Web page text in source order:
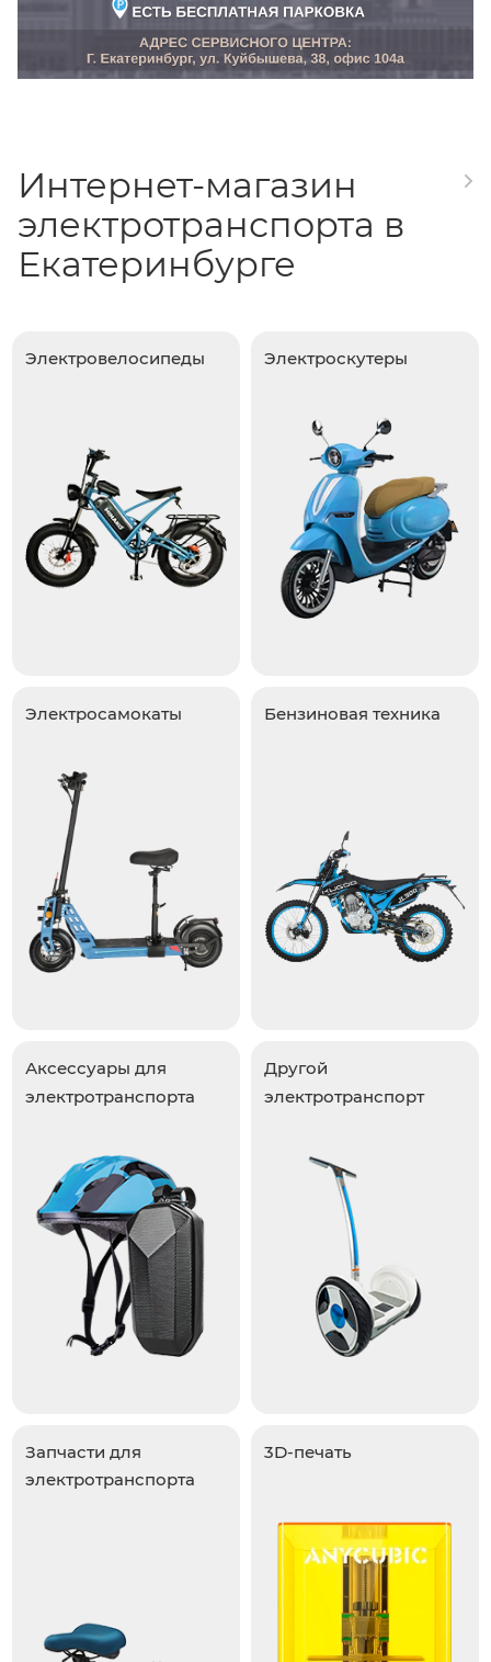
Интернет-магазин
электротранспорта в
Екатеринбурге
Электровелосипеды Электроскутеры
Электросамокаты Бензиновая техника
Аксессуары для
электротранспорта
Другой
электротранспорт
Запчасти для
электротранспорта
3D-печать